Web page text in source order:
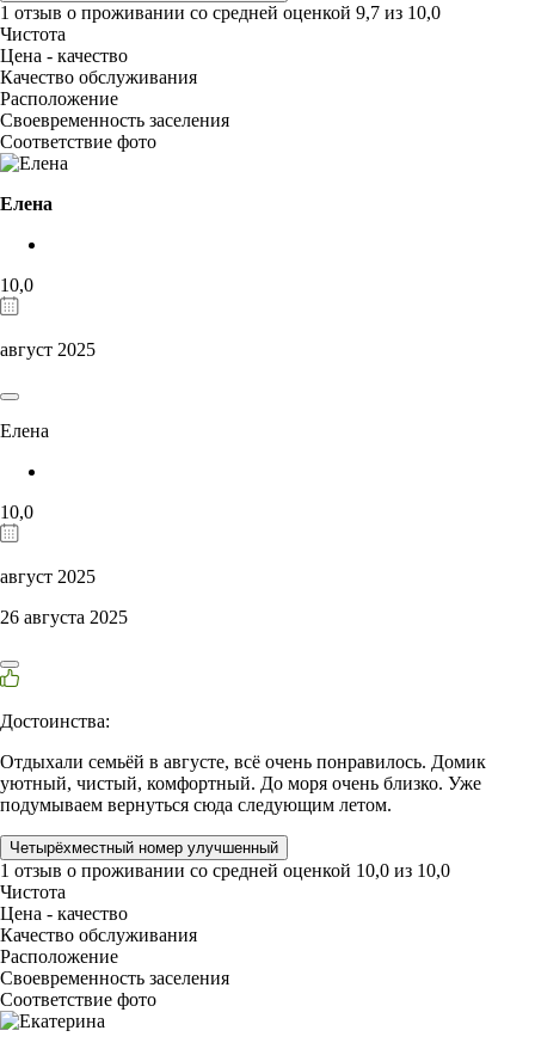
1 отзыв о проживании со средней оценкой 9,7 из 10,0
Чистота
Цена - качество
Качество обслуживания
Расположение
Своевременность заселения
Соответствие фото
Елена
10,0
август 2025
Елена
10,0
август 2025
26 августа 2025
Достоинства:
Отдыхали семьёй в августе, всё очень понравилось. Домик
уютный, чистый, комфортный. До моря очень близко. Уже
подумываем вернуться сюда следующим летом.
Четырёхместный номер улучшенный
1 отзыв о проживании со средней оценкой 10,0 из 10,0
Чистота
Цена - качество
Качество обслуживания
Расположение
Своевременность заселения
Соответствие фото